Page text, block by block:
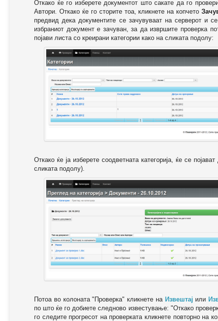
Откако ќе го изберете документот што сакате да го
Автори. Откако ќе го сторите тоа, кликнете на копчето
предвид дека документите се зачувуваат на серверот и
избраниот документ е зачуван, за да извршите проверка
појави листа со креирани категории како на сликата подолу:
Откако ќе ја изберете соодветната категорија, ќе се
сликата подолу).
Потоа во колоната "Проверка" кликнете на Извештај или
по што ќе го добиете следново известување: "Oткако
го следите прогресот на проверката кликнете повторно на